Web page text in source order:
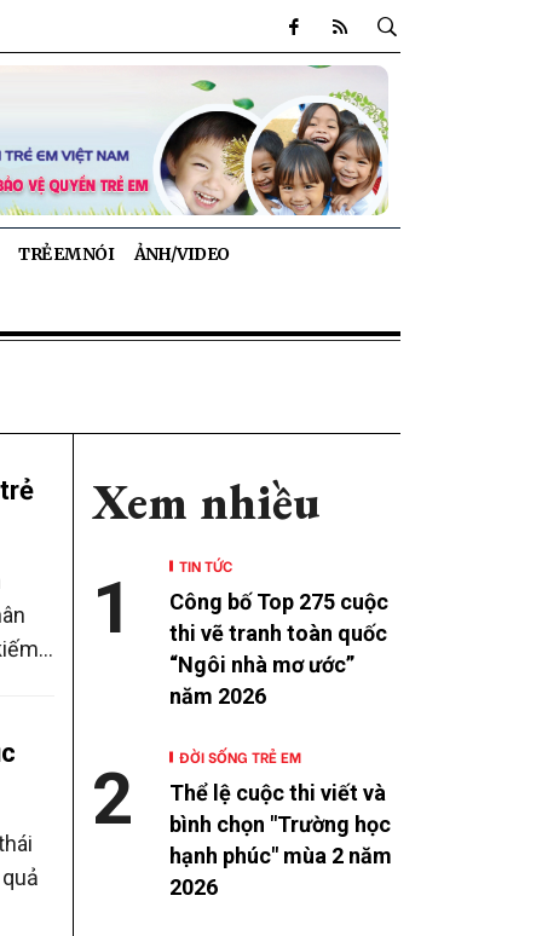
TRẺ EM NÓI ẢNH/VIDEO
Xem nhiều
TIN TỨC
Công bố Top 275 cuộc
thi vẽ tranh toàn quốc
“Ngôi nhà mơ ước”
năm 2026
1
ĐỜI SỐNG TRẺ EM
Thể lệ cuộc thi viết và
bình chọn "Trường học
hạnh phúc" mùa 2 năm
2026
2